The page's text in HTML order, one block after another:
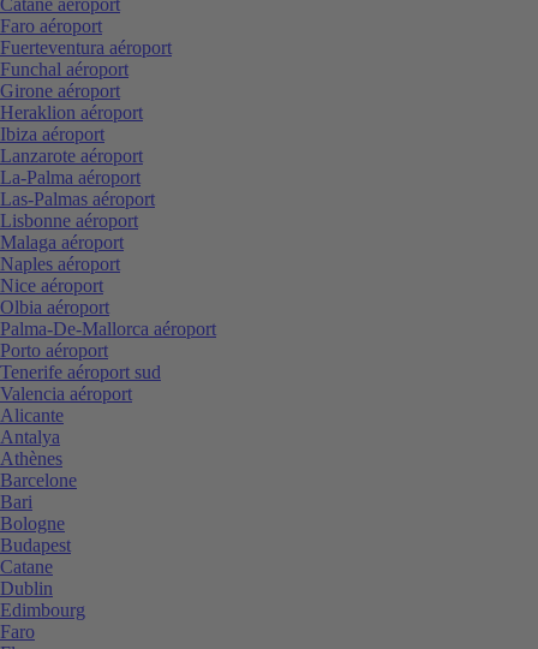
Faro aéroport
Fuerteventura aéroport
Funchal aéroport
Girone aéroport
Heraklion aéroport
Ibiza aéroport
Lanzarote aéroport
La-Palma aéroport
Las-Palmas aéroport
Lisbonne aéroport
Malaga aéroport
Naples aéroport
Nice aéroport
Olbia aéroport
Palma-De-Mallorca aéroport
Porto aéroport
Tenerife aéroport sud
Valencia aéroport
Alicante
Antalya
Athènes
Barcelone
Bari
Bologne
Budapest
Catane
Dublin
Edimbourg
Faro